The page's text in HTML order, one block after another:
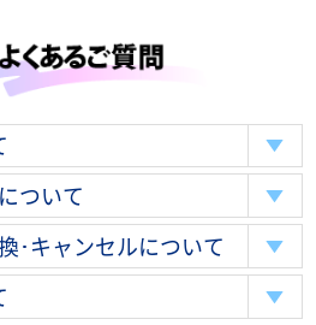
ついて
･キャンセルについて